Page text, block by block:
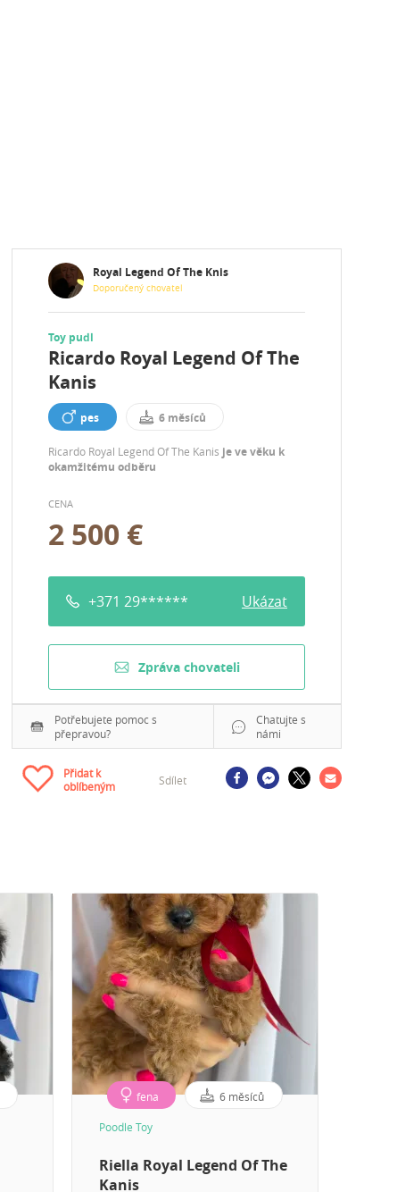
Royal Legend Of The Knis
Doporučený chovatel
Toy pudl
Ricardo Royal Legend Of The
Kanis
pes 6 měsíců
Ricardo Royal Legend Of The Kanis je ve věku k
okamžitému odběru
CENA
2 500 €
+371 29****** Ukázat
Zpráva chovateli
Potřebujete pomoc s
přepravou?
Chatujte s
námi
Přidat k
oblíbeným
Sdílet
fena 6 měsíců
Poodle Toy
Riella Royal Legend Of The
Kanis